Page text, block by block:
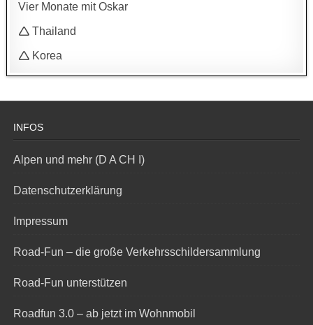
Vier Monate mit Oskar
🛆 Thailand
🛆 Korea
INFOS
Alpen und mehr (D A CH I)
Datenschutzerklärung
Impressum
Road-Fun – die große Verkehrsschildersammlung
Road-Fun unterstützen
Roadfun 3.0 – ab jetzt im Wohnmobil